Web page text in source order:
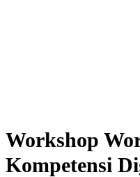
Workshop
Kompetensi